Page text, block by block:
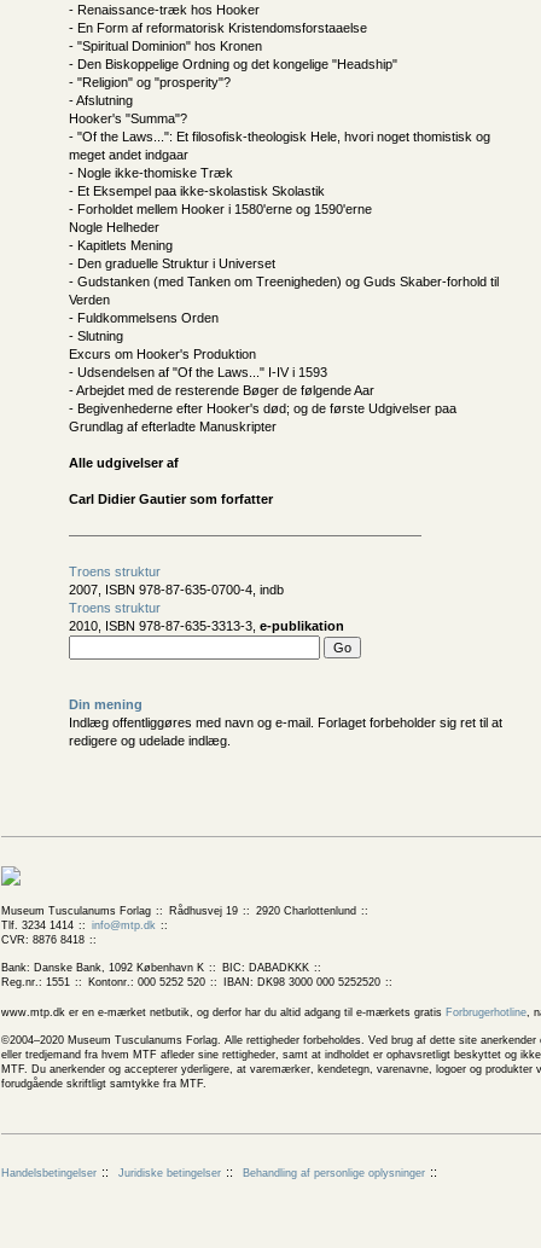
- Renaissance-træk hos Hooker
- En Form af reformatorisk Kristendomsforstaaelse
- "Spiritual Dominion" hos Kronen
- Den Biskoppelige Ordning og det kongelige "Headship"
- "Religion" og "prosperity"?
- Afslutning
Hooker's "Summa"?
- "Of the Laws...": Et filosofisk-theologisk Hele, hvori noget thomistisk og
meget andet indgaar
- Nogle ikke-thomiske Træk
- Et Eksempel paa ikke-skolastisk Skolastik
- Forholdet mellem Hooker i 1580'erne og 1590'erne
Nogle Helheder
- Kapitlets Mening
- Den graduelle Struktur i Universet
- Gudstanken (med Tanken om Treenigheden) og Guds Skaber-forhold til
Verden
- Fuldkommelsens Orden
- Slutning
Excurs om Hooker's Produktion
- Udsendelsen af "Of the Laws..." I-IV i 1593
- Arbejdet med de resterende Bøger de følgende Aar
- Begivenhederne efter Hooker's død; og de første Udgivelser paa
Grundlag af efterladte Manuskripter
Alle udgivelser af
Carl Didier Gautier som forfatter
Troens struktur
2007, ISBN 978-87-635-0700-4, indb
Troens struktur
2010, ISBN 978-87-635-3313-3, e-publikation
Din mening
Indlæg offentliggøres med navn og e-mail. Forlaget forbeholder sig ret til at
redigere og udelade indlæg.
Museum Tusculanums Forlag Rådhusvej 19
2920 Charlottenlund
Tlf. 3234 1414
info@mtp.dk
CVR: 8876 8418
Bank: Danske Bank, 1092 København K
BIC: DABADKKK
Reg.nr.: 1551
Kontonr.: 000 5252 520 IBAN: DK98 3000 000 5252520
www.mtp.dk er en e-mærket netbutik, og derfor har du altid adgang til e-mærkets gratis Forbrugerhotline,
©2004–2020 Museum Tusculanums Forlag. Alle rettigheder forbeholdes. Ved brug af dette site
eller tredjemand fra hvem MTF afleder sine rettigheder, samt at indholdet er ophavsretligt beskyttet og
MTF. Du anerkender og accepterer yderligere, at varemærker, kendetegn, varenavne, logoer og
forudgående skriftligt samtykke fra MTF.
Handelsbetingelser Juridiske betingelser Behandling af personlige oplysninger